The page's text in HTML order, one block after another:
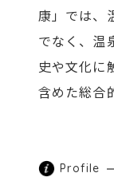
康」では、
でなく、温
史や文化に
含めた総合
Profile